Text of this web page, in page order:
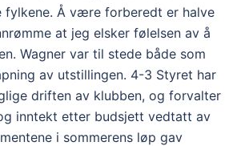
fylkene. Å være forberedt er halve
at jeg elsker følelsen av å
Wagner var til stede både som
av utstillingen. 4-3 Styret har
driften av klubben, og forvalter
inntekt etter budsjett vedtatt av
i sommerens løp gav